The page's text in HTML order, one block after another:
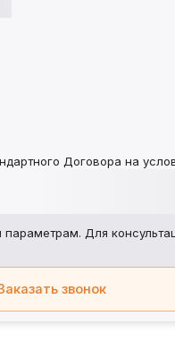
Договора на
Для
звонок